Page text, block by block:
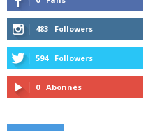
483 Followers
594 Followers
0 Abonnés